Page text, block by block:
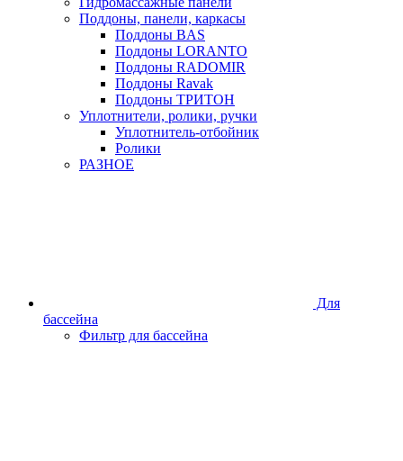
Поддоны, панели, каркасы
Поддоны BAS
Поддоны LORANTO
Поддоны RADOMIR
Поддоны Ravak
Поддоны ТРИТОН
Уплотнители, ролики, ручки
Уплотнитель-отбойник
Ролики
РАЗНОЕ
Для
бассейна
Фильтр для бассейна